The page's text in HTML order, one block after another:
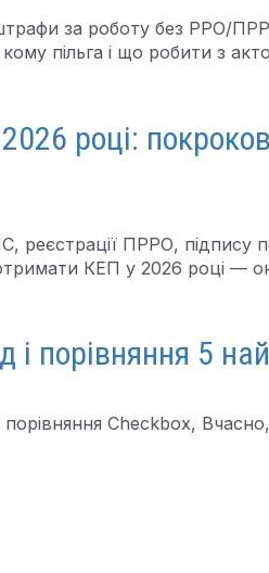
за роботу без РРО/
пільга і що робити з
році:
реєстрації ПРРО, підпису
КЕП у 2026 році —
порівняння 5
Checkbox, Вчасно,